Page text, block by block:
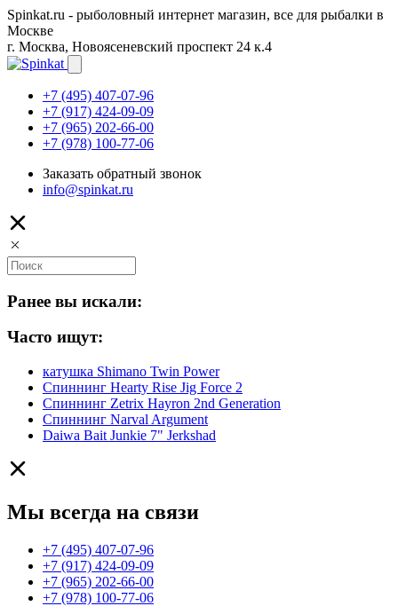
Spinkat.ru - рыболовный интернет магазин, все для рыбалки в
Москве
г. Москва, Новоясеневский проспект 24 к.4
+7 (495) 407-07-96
+7 (917) 424-09-09
+7 (965) 202-66-00
+7 (978) 100-77-06
Заказать обратный звонок
info@spinkat.ru
Ранее вы искали:
Часто ищут:
катушка Shimano Twin Power
Спиннинг Hearty Rise Jig Force 2
Спиннинг Zetrix Hayron 2nd Generation
Спиннинг Narval Argument
Daiwa Bait Junkie 7" Jerkshad
Мы всегда на связи
+7 (495) 407-07-96
+7 (917) 424-09-09
+7 (965) 202-66-00
+7 (978) 100-77-06